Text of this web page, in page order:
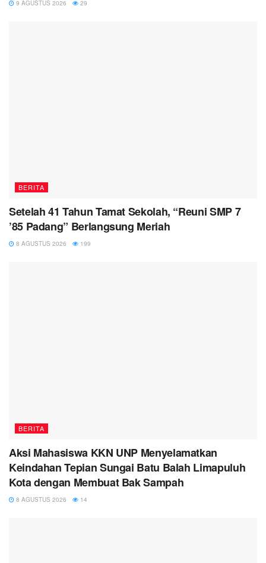
9 AGUSTUS 2026 29
BERITA
Setelah 41 Tahun Tamat Sekolah, “Reuni SMP 7
’85 Padang” Berlangsung Meriah
8 AGUSTUS 2026 199
BERITA
Aksi Mahasiswa KKN UNP Menyelamatkan
Keindahan Tepian Sungai Batu Balah Limapuluh
Kota dengan Membuat Bak Sampah
8 AGUSTUS 2026 14